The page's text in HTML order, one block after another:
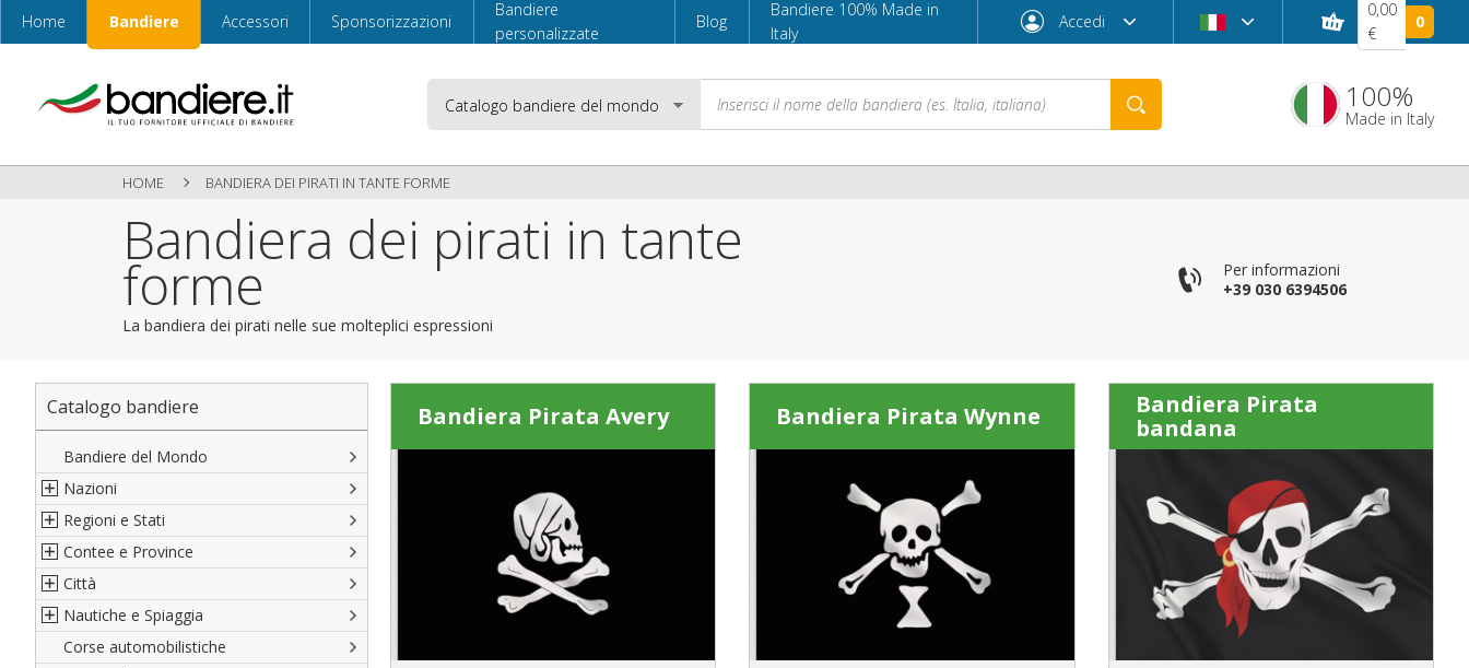
Home Bandiere Accessori Sponsorizzazioni
Bandiere
personalizzate
Blog
Bandiere 100% Made in
Italy
Accedi
Password dimenticata?
È il tuo primo ordine?
CREA UN NUOVO ACCOUNT
0,00
€
0
100%
Made in Italy
HOME BANDIERA DEI PIRATI IN TANTE FORME
Bandiera dei pirati in tante
forme
La bandiera dei pirati nelle sue molteplici espressioni
Per informazioni
+39 030 6394506
Catalogo bandiere
Bandiere del Mondo
Nazioni
Nord America
Sud America
Europa
Africa
Asia
Regioni e Stati
Regioni italiane
Territori Italiani
Stati USA
Francesi
Contee e Province
Cantoni Svizzeri
Province Italiane
Province Spagnole
Città
Città Italiane
Città spagnole
Nautiche e Spiaggia
Militari e Mercantili
Corse automobilistiche
Bandiera Pirata Avery Bandiera Pirata Wynne
Bandiera Pirata
bandana